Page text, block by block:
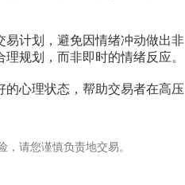
计划，避免因情绪冲动做出非
规划，而非即时的情绪反应。
心理状态，帮助交易者在高压
请您谨慎负责地交易。